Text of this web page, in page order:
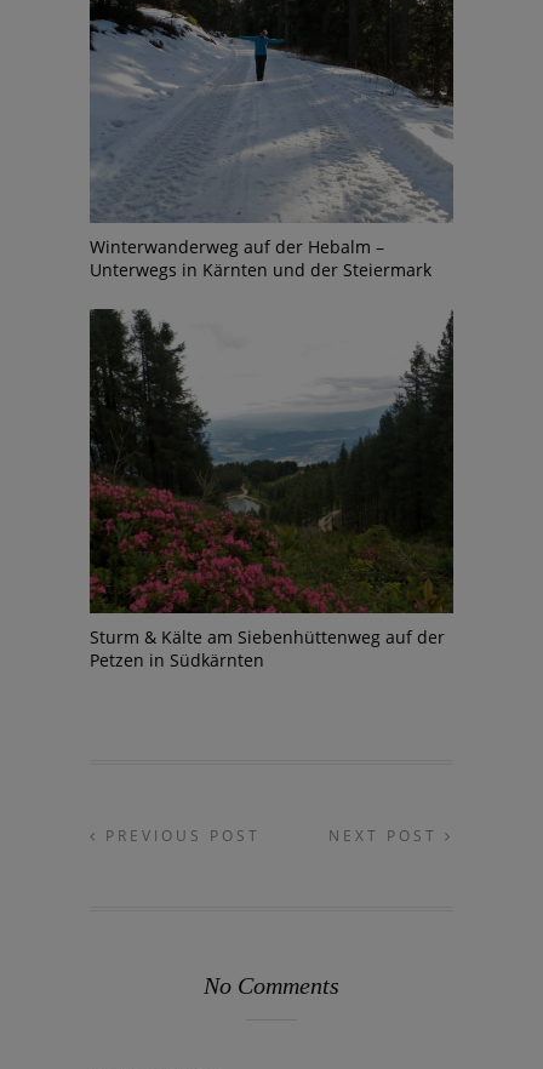
Winterwanderweg auf der Hebalm –
Unterwegs in Kärnten und der Steiermark
Sturm & Kälte am Siebenhüttenweg auf der
Petzen in Südkärnten
PREVIOUS POST NEXT POST
No Comments